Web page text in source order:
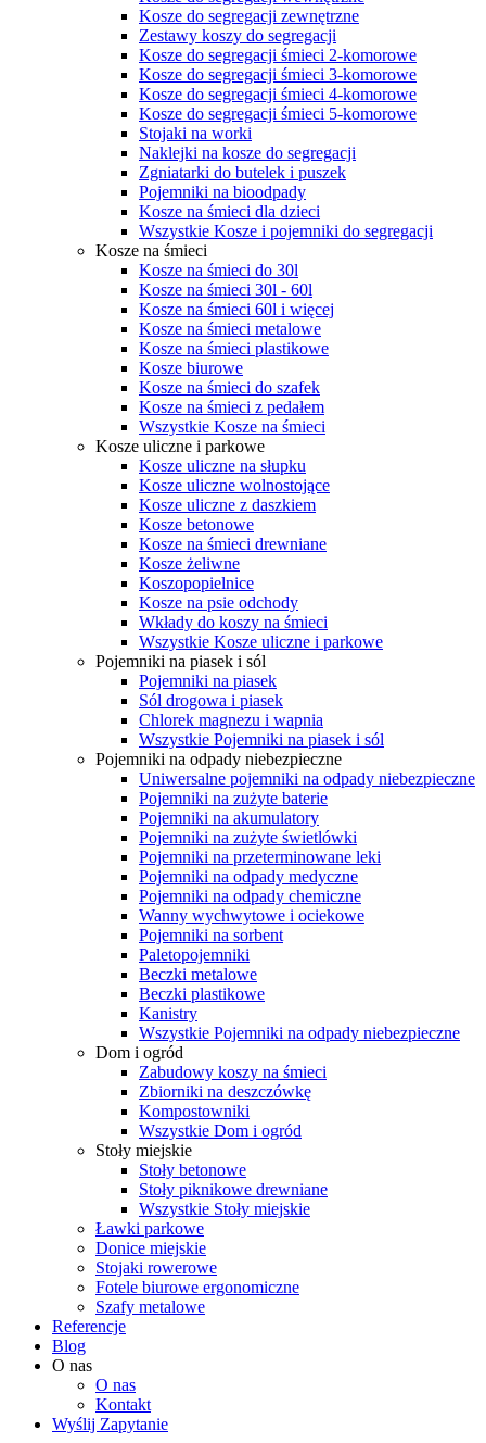
Kosze do segregacji zewnętrzne
Zestawy koszy do segregacji
Kosze do segregacji śmieci 2-komorowe
Kosze do segregacji śmieci 3-komorowe
Kosze do segregacji śmieci 4-komorowe
Kosze do segregacji śmieci 5-komorowe
Stojaki na worki
Naklejki na kosze do segregacji
Zgniatarki do butelek i puszek
Pojemniki na bioodpady
Kosze na śmieci dla dzieci
Wszystkie Kosze i pojemniki do segregacji
Kosze na śmieci
Kosze na śmieci do 30l
Kosze na śmieci 30l - 60l
Kosze na śmieci 60l i więcej
Kosze na śmieci metalowe
Kosze na śmieci plastikowe
Kosze biurowe
Kosze na śmieci do szafek
Kosze na śmieci z pedałem
Wszystkie Kosze na śmieci
Kosze uliczne i parkowe
Kosze uliczne na słupku
Kosze uliczne wolnostojące
Kosze uliczne z daszkiem
Kosze betonowe
Kosze na śmieci drewniane
Kosze żeliwne
Koszopopielnice
Kosze na psie odchody
Wkłady do koszy na śmieci
Wszystkie Kosze uliczne i parkowe
Pojemniki na piasek i sól
Pojemniki na piasek
Sól drogowa i piasek
Chlorek magnezu i wapnia
Wszystkie Pojemniki na piasek i sól
Pojemniki na odpady niebezpieczne
Uniwersalne pojemniki na odpady niebezpieczne
Pojemniki na zużyte baterie
Pojemniki na akumulatory
Pojemniki na zużyte świetlówki
Pojemniki na przeterminowane leki
Pojemniki na odpady medyczne
Pojemniki na odpady chemiczne
Wanny wychwytowe i ociekowe
Pojemniki na sorbent
Paletopojemniki
Beczki metalowe
Beczki plastikowe
Kanistry
Wszystkie Pojemniki na odpady niebezpieczne
Dom i ogród
Zabudowy koszy na śmieci
Zbiorniki na deszczówkę
Kompostowniki
Wszystkie Dom i ogród
Stoły miejskie
Stoły betonowe
Stoły piknikowe drewniane
Wszystkie Stoły miejskie
Ławki parkowe
Donice miejskie
Stojaki rowerowe
Fotele biurowe ergonomiczne
Szafy metalowe
Referencje
Blog
O nas
O nas
Kontakt
Wyślij Zapytanie